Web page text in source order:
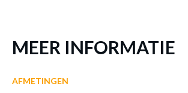
MEER INFORMATIE
AFMETINGEN